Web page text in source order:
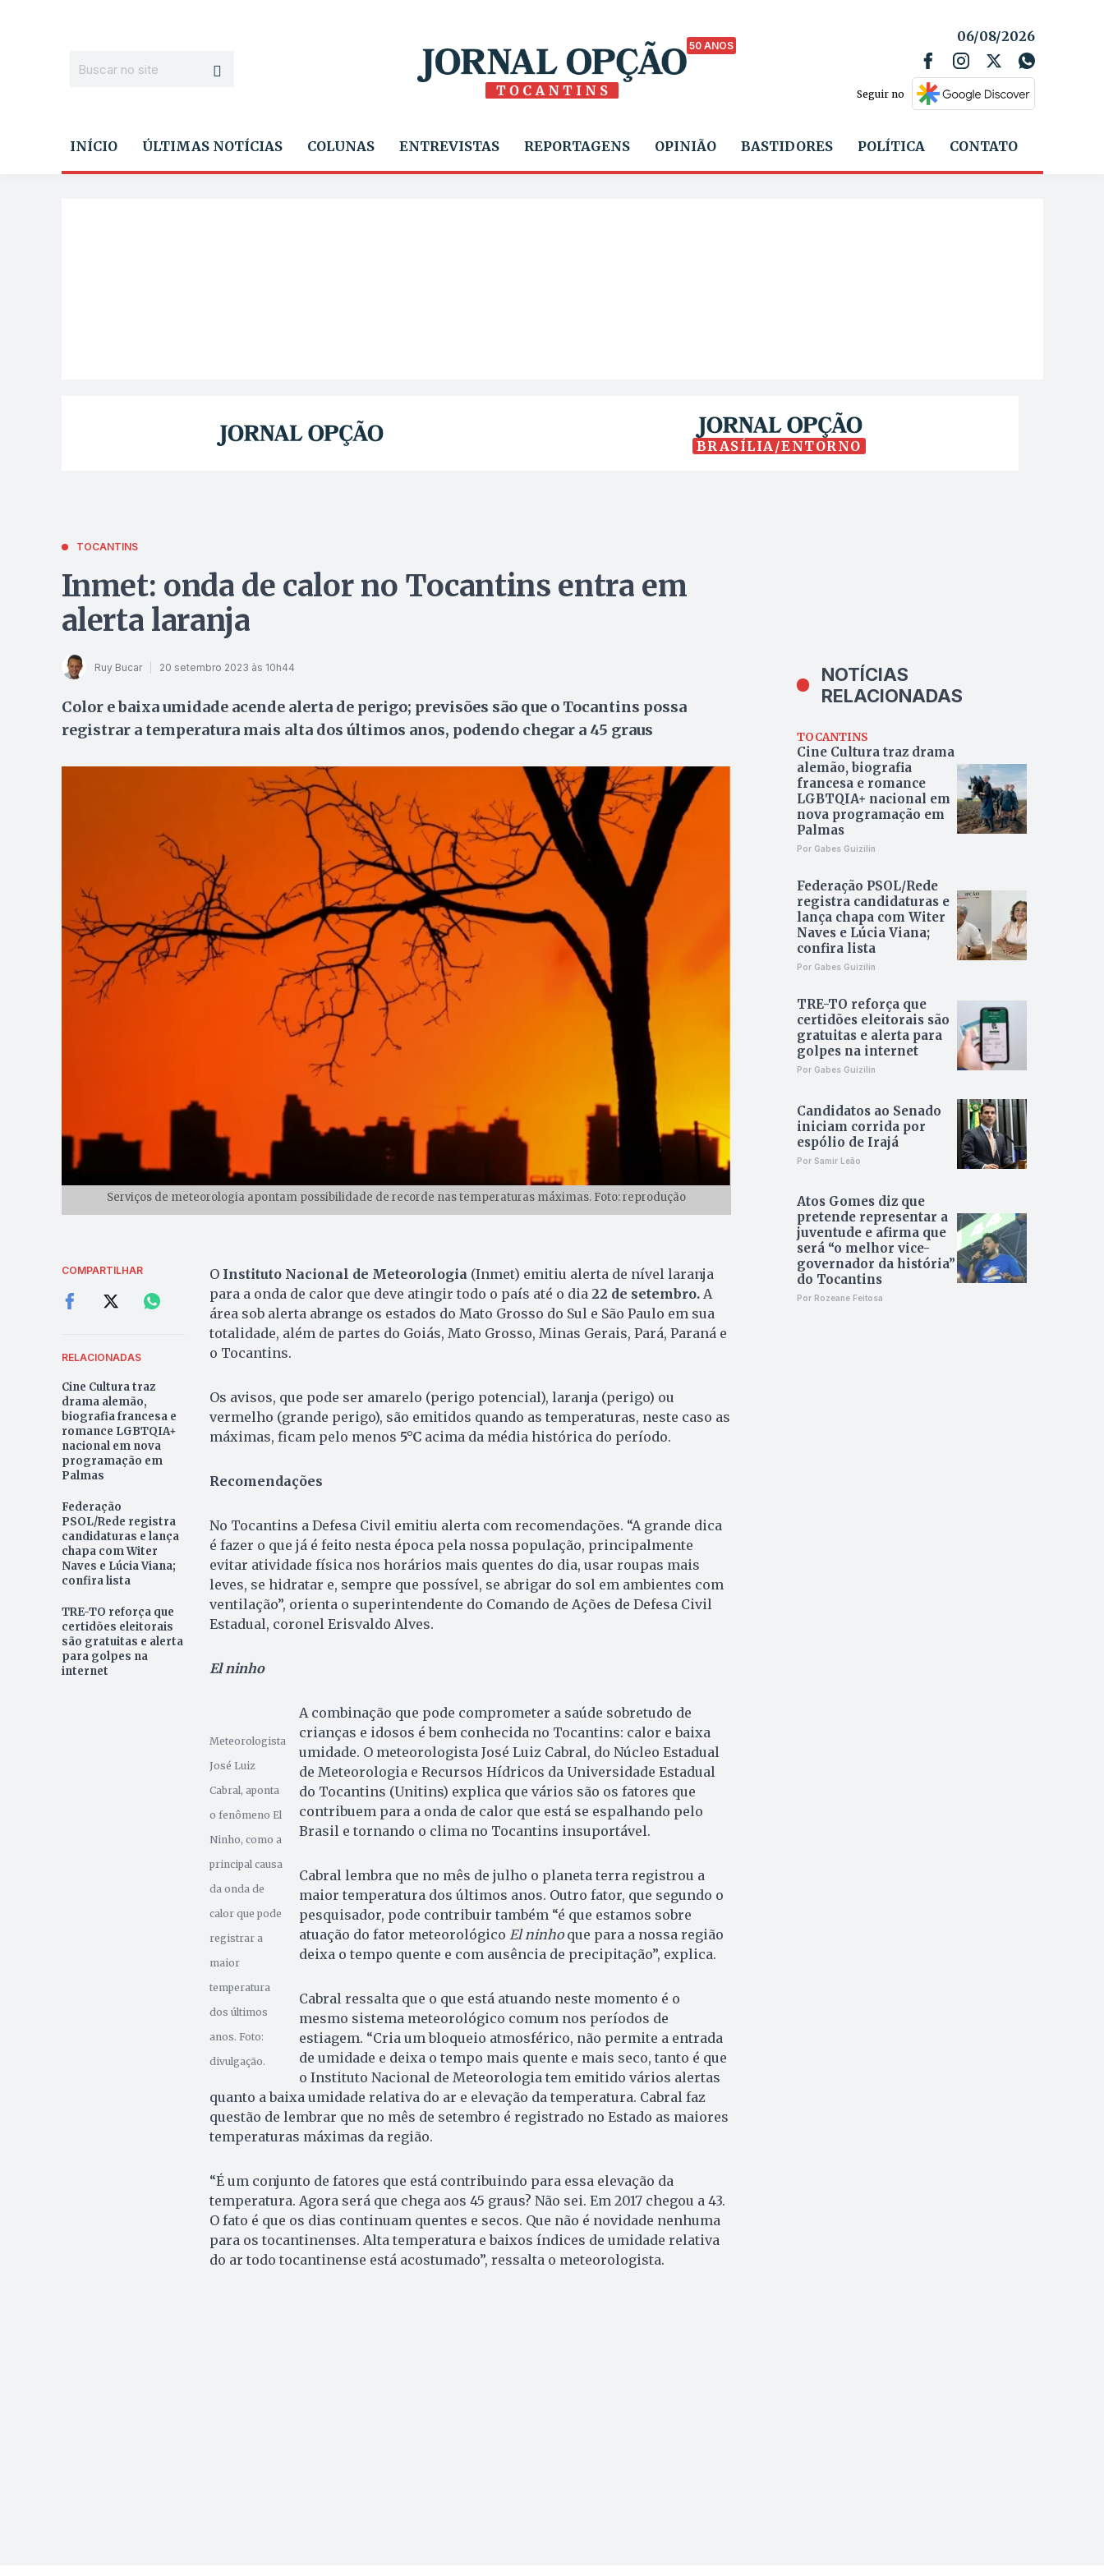
50 ANOS
06/08/2026
Seguir no
INÍCIO ÚLTIMAS NOTÍCIAS COLUNAS ENTREVISTAS REPORTAGENS OPINIÃO BASTIDORES POLÍTICA CONTATO
BRASÍLIA/ENTORNO
TOCANTINS
Inmet: onda de calor no Tocantins entra em
alerta laranja
Ruy Bucar 20 setembro 2023 às 10h44
Color e baixa umidade acende alerta de perigo; previsões são que o Tocantins possa
registrar a temperatura mais alta dos últimos anos, podendo chegar a 45 graus
Serviços de meteorologia apontam possibilidade de recorde nas temperaturas máximas. Foto: reprodução
COMPARTILHAR
RELACIONADAS
Cine Cultura traz
drama alemão,
biografia francesa e
romance LGBTQIA+
nacional em nova
programação em
Palmas
Federação
PSOL/Rede registra
candidaturas e lança
chapa com Witer
Naves e Lúcia Viana;
confira lista
TRE-TO reforça que
certidões eleitorais
são gratuitas e alerta
para golpes na
internet
O Instituto Nacional de Meteorologia(Inmet) emitiu alerta de nível laranja
para a onda de calor que deve atingir todo o país até o dia22 de setembro.A
área sob alerta abrange os estados do Mato Grosso do Sul e São Paulo em sua
totalidade, além de partes do Goiás, Mato Grosso, Minas Gerais, Pará, Paraná e
o Tocantins.
Os avisos, que pode ser amarelo (perigo potencial), laranja (perigo) ou
vermelho (grande perigo), são emitidos quando as temperaturas, neste caso as
máximas, ficam pelo menos 5°Cacima da média histórica do período.
Recomendações
No Tocantins a Defesa Civil emitiu alerta com recomendações. “A grande dica
é fazer o que já é feito nesta época pela nossa população, principalmente
evitar atividade física nos horários mais quentes do dia, usar roupas mais
leves, se hidratar e, sempre que possível, se abrigar do sol em ambientes com
ventilação”, orienta o superintendente do Comando de Ações de Defesa Civil
Estadual, coronel Erisvaldo Alves.
El ninho
Meteorologista
José Luiz
Cabral, aponta
o fenômeno El
Ninho, como a
principal causa
da onda de
calor que pode
registrar a
maior
temperatura
dos últimos
anos. Foto:
divulgação.
A combinação que pode comprometer a saúde sobretudo de
crianças e idosos é bem conhecida no Tocantins: calor e baixa
umidade. O meteorologista José Luiz Cabral, do Núcleo Estadual
de Meteorologia e Recursos Hídricos da Universidade Estadual
do Tocantins (Unitins) explica que vários são os fatores que
contribuem para a onda de calor que está se espalhando pelo
Brasil e tornando o clima no Tocantins insuportável.
Cabral lembra que no mês de julho o planeta terra registrou a
maior temperatura dos últimos anos. Outro fator, que segundo o
pesquisador, pode contribuir também “é que estamos sobre
atuação do fator meteorológico El ninho que para a nossa região
deixa o tempo quente e com ausência de precipitação”, explica.
Cabral ressalta que o que está atuando neste momento é o
mesmo sistema meteorológico comum nos períodos de
estiagem. “Cria um bloqueio atmosférico, não permite a entrada
de umidade e deixa o tempo mais quente e mais seco, tanto é que
o Instituto Nacional de Meteorologia tem emitido vários alertas
quanto a baixa umidade relativa do ar e elevação da temperatura. Cabral faz
questão de lembrar que no mês de setembro é registrado no Estado as maiores
temperaturas máximas da região.
“É um conjunto de fatores que está contribuindo para essa elevação da
temperatura. Agora será que chega aos 45 graus? Não sei. Em 2017 chegou a 43.
O fato é que os dias continuam quentes e secos. Que não é novidade nenhuma
para os tocantinenses. Alta temperatura e baixos índices de umidade relativa
do ar todo tocantinense está acostumado”, ressalta o meteorologista.
NOTÍCIAS
RELACIONADAS
TOCANTINS
Cine Cultura traz drama
alemão, biografia
francesa e romance
LGBTQIA+ nacional em
nova programação em
Palmas
Por Gabes Guizilin
Federação PSOL/Rede
registra candidaturas e
lança chapa com Witer
Naves e Lúcia Viana;
confira lista
Por Gabes Guizilin
TRE-TO reforça que
certidões eleitorais são
gratuitas e alerta para
golpes na internet
Por Gabes Guizilin
Candidatos ao Senado
iniciam corrida por
espólio de Irajá
Por Samir Leão
Atos Gomes diz que
pretende representar a
juventude e afirma que
será “o melhor vice-
governador da história”
do Tocantins
Por Rozeane Feitosa